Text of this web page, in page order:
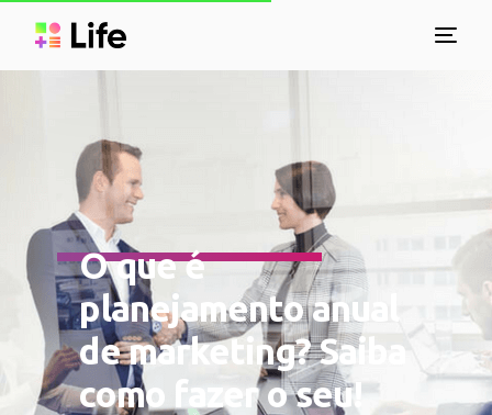
O que é
planejamento anual
de marketing? Saiba
como fazer o seu!